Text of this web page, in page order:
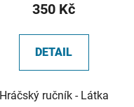
350 Kč
DETAIL
Hráčský ručník - Látka